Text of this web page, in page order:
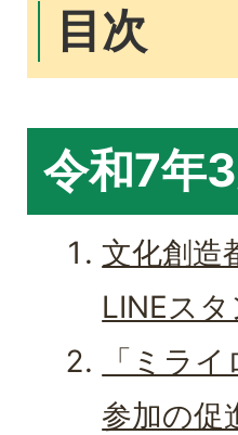
目次
令和7年
文化創造
LINEス
「ミラ
参加の促